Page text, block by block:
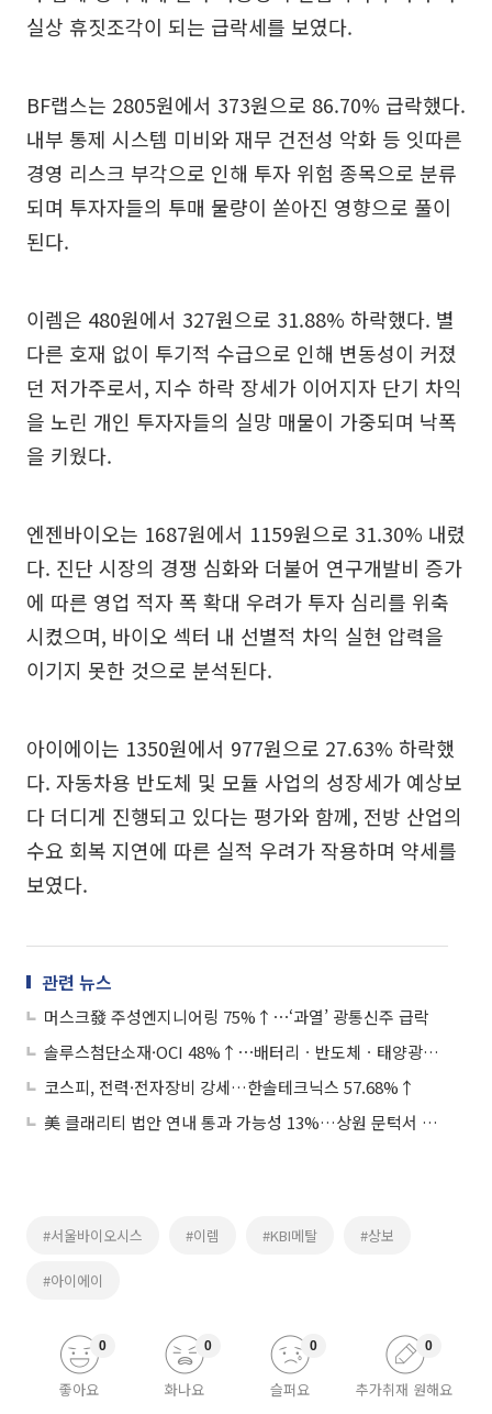
실상 휴짓조각이 되는 급락세를 보였다.
BF랩스는 2805원에서 373원으로 86.70% 급락했다.
내부 통제 시스템 미비와 재무 건전성 악화 등 잇따른
경영 리스크 부각으로 인해 투자 위험 종목으로 분류
되며 투자자들의 투매 물량이 쏟아진 영향으로 풀이
된다.
이렘은 480원에서 327원으로 31.88% 하락했다. 별
다른 호재 없이 투기적 수급으로 인해 변동성이 커졌
던 저가주로서, 지수 하락 장세가 이어지자 단기 차익
을 노린 개인 투자자들의 실망 매물이 가중되며 낙폭
을 키웠다.
엔젠바이오는 1687원에서 1159원으로 31.30% 내렸
다. 진단 시장의 경쟁 심화와 더불어 연구개발비 증가
에 따른 영업 적자 폭 확대 우려가 투자 심리를 위축
시켰으며, 바이오 섹터 내 선별적 차익 실현 압력을
이기지 못한 것으로 분석된다.
아이에이는 1350원에서 977원으로 27.63% 하락했
다. 자동차용 반도체 및 모듈 사업의 성장세가 예상보
다 더디게 진행되고 있다는 평가와 함께, 전방 산업의
수요 회복 지연에 따른 실적 우려가 작용하며 약세를
보였다.
관련 뉴스
머스크發 주성엔지니어링 75%↑⋯‘과열’ 광통신주 급락
솔루스첨단소재·OCI 48%↑⋯배터리ㆍ반도체ㆍ태양광株 질주
코스피, 전력·전자장비 강세…한솔테크닉스 57.68%↑
美 클래리티 법안 연내 통과 가능성 13%…상원 문턱서 제동
#서울바이오시스 #이렘 #KBI메탈 #상보
#아이에이
좋아요
0
화나요
0
슬퍼요
0
추가취재 원해요
0